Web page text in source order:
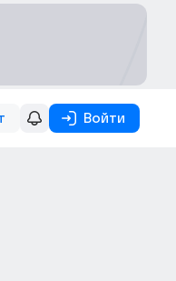
Войти